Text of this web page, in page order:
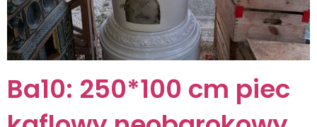
Ba10: 250*100 cm piec